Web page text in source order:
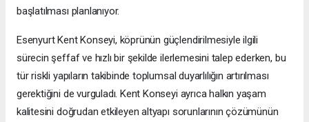
başlatılması planlanıyor.
Esenyurt Kent Konseyi, köprünün güçlendirilmesiyle ilgili
sürecin şeffaf ve hızlı bir şekilde ilerlemesini talep ederken, bu
tür riskli yapıların takibinde toplumsal duyarlılığın artırılması
gerektiğini de vurguladı. Kent Konseyi ayrıca halkın yaşam
kalitesini doğrudan etkileyen altyapı sorunlarının çözümünün